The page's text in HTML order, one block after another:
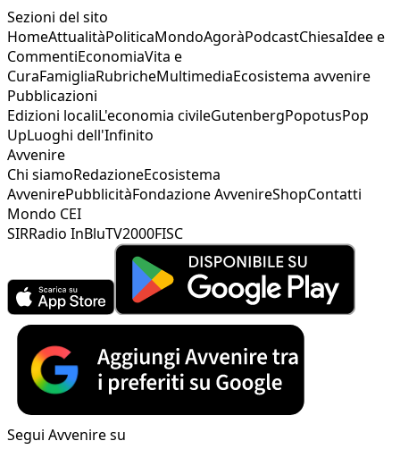
Sezioni del sito
HomeAttualitàPoliticaMondoAgoràPodcastChiesaIdee e
CommentiEconomiaVita e
CuraFamigliaRubricheMultimediaEcosistema avvenire
Pubblicazioni
Edizioni localiL'economia civileGutenbergPopotusPop
UpLuoghi dell'Infinito
Avvenire
Chi siamoRedazioneEcosistema
AvvenirePubblicitàFondazione AvvenireShopContatti
Mondo CEI
SIRRadio InBluTV2000FISC
Segui Avvenire su